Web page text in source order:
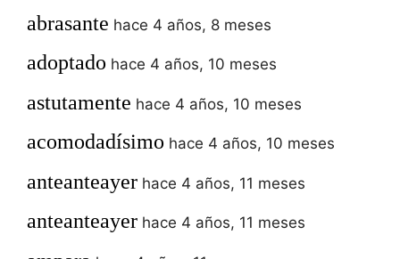
abrasante hace 4 años, 8 meses
adoptado hace 4 años, 10 meses
astutamente hace 4 años, 10 meses
acomodadísimo hace 4 años, 10 meses
anteanteayer hace 4 años, 11 meses
anteanteayer hace 4 años, 11 meses